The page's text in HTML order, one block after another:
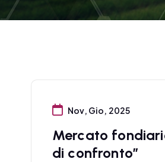
Nov, Gio, 2025
Mercato
di confronto”